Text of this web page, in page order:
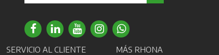
SERVICIO AL CLIENTE MÁS RHONA